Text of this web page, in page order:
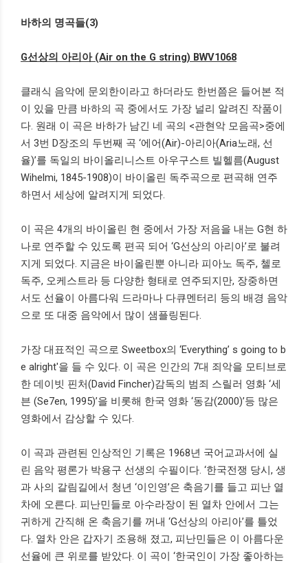
바하의 명곡들(3)
G선상의 아리아 (Air on the G string) BWV1068
클래식 음악에 문외한이라고 하더라도 한번쯤은 들어본 적
이 있을 만큼 바하의 곡 중에서도 가장 널리 알려진 작품이
다. 원래 이 곡은 바하가 남긴 네 곡의 <관현악 모음곡>중에
서 3번 D장조의 두번째 곡 ‘에어(Air)-아리아(Aria노래, 선
율)’를 독일의 바이올리니스트 아우구스트 빌헬름(August
Wihelmi, 1845-1908)이 바이올린 독주곡으로 편곡해 연주
하면서 세상에 알려지게 되었다.
이 곡은 4개의 바이올린 현 중에서 가장 저음을 내는 G현 하
나로 연주할 수 있도록 편곡 되어 ‘G선상의 아리아’로 불려
지게 되었다. 지금은 바이올린뿐 아니라 피아노 독주, 첼로
독주, 오케스트라 등 다양한 형태로 연주되지만, 장중하면
서도 선율이 아름다워 드라마나 다큐멘터리 등의 배경 음악
으로 또 대중 음악에서 많이 샘플링된다.
가장 대표적인 곡으로 Sweetbox의 ‘Everything’ s going to b
e alright'을 들 수 있다. 이 곡은 인간의 7대 죄악을 모티브로
한 데이빗 핀처(David Fincher)감독의 범죄 스릴러 영화 ‘세
븐 (Se7en, 1995)’을 비롯해 한국 영화 ‘동감(2000)’등 많은
영화에서 감상할 수 있다.
이 곡과 관련된 인상적인 기록은 1968년 국어교과서에 실
린 음악 평론가 박용구 선생의 수필이다. ‘한국전쟁 당시, 생
과 사의 갈림길에서 청년 ‘이인영’은 축음기를 들고 피난 열
차에 오른다. 피난민들로 아수라장이 된 열차 안에서 그는
귀하게 간직해 온 축음기를 꺼내 ‘G선상의 아리아’를 틀었
다. 열차 안은 갑자기 조용해 졌고, 피난민들은 이 아름다운
선율에 큰 위로를 받았다. 이 곡이 ‘한국인이 가장 좋아하는